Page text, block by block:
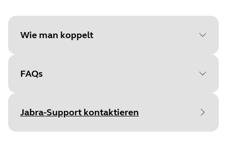
Wie man koppelt
loszulegen
FAQs
Jabra-Support kontaktieren